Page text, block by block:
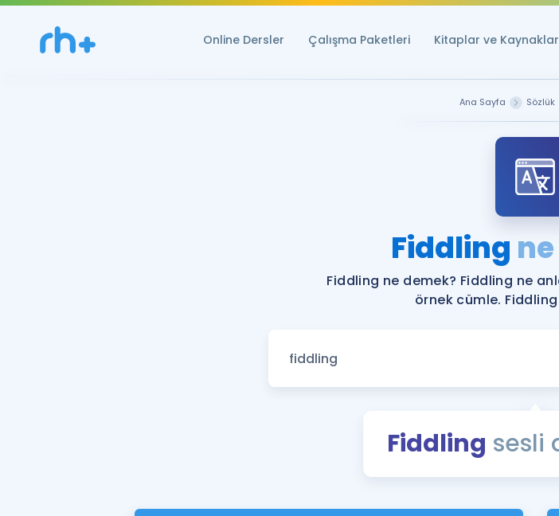
Online Dersler Çalışma Paketleri Kitaplar ve Kaynaklar
Ana Sayfa Sözlük
Fiddling
Fiddling ne demek? Fiddling ne
örnek cümle. Fiddling
Fiddling sesli